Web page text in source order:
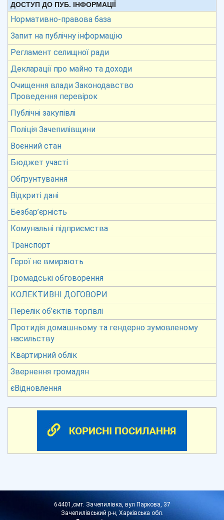
ДОСТУП ДО ПУБ. ІНФОРМАЦІЇ
Нормативно-правова база
Запит на публічну інформацію
Регламент селищної ради
Декларації про майно та доходи
Очищення влади Законодавство
Проведення перевірок
Публічні закупівлі
Поліція Зачепилівщини
Воєнний стан
Бюджет участі
Обгрунтування
Відкриті дані
Безбар’єрність
Комунальні підприємства
Транспорт
Герої не вмирають
Громадські обговорення
КОЛЕКТИВНІ ДОГОВОРИ
Перелік об’єктів торгівлі
Протидія домашньому та гендерно зумовленому
насильству
Квартирний облік
Звернення громадян
єВідновлення
64401,смт. Зачепилівка, вул Паркова, 37
Зачепилівський р-н, Харківська обл.